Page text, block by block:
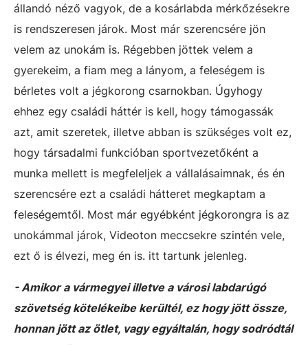
állandó néző vagyok, de a kosárlabda mérkőzésekre
is rendszeresen járok. Most már szerencsére jön
velem az unokám is. Régebben jöttek velem a
gyerekeim, a fiam meg a lányom, a feleségem is
bérletes volt a jégkorong csarnokban. Úgyhogy
ehhez egy családi háttér is kell, hogy támogassák
azt, amit szeretek, illetve abban is szükséges volt ez,
hogy társadalmi funkcióban sportvezetőként a
munka mellett is megfeleljek a vállalásaimnak, és én
szerencsére ezt a családi hátteret megkaptam a
feleségemtől. Most már egyébként jégkorongra is az
unokámmal járok, Videoton meccsekre szintén vele,
ezt ő is élvezi, meg én is. itt tartunk jelenleg.
- Amikor a vármegyei illetve a városi labdarúgó
szövetség kötelékeibe kerültél, ez hogy jött össze,
honnan jött az ötlet, vagy egyáltalán, hogy sodródtál